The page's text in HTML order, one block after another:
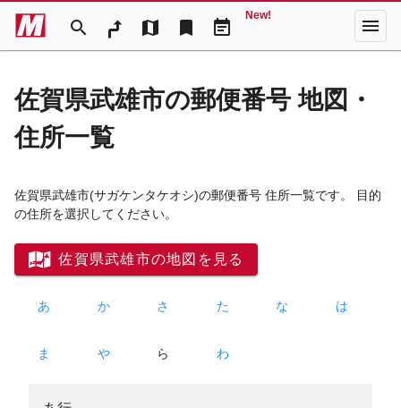
search map bookmark event_note
New! menu
佐賀県武雄市の郵便番号 地図・
住所一覧
佐賀県武雄市(サガケンタケオシ)の郵便番号 住所一覧です。 目的
の住所を選択してください。
佐賀県武雄市の地図を見る
あ か さ た な は
ま や ら わ